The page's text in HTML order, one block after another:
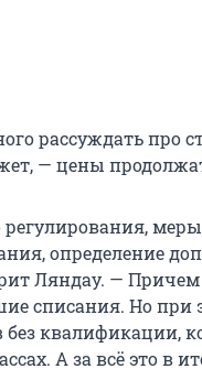
рассуждать про
— цены
регулирования,
определение
Ляндау. —
списания. Но при
квалификации,
А за всё это в